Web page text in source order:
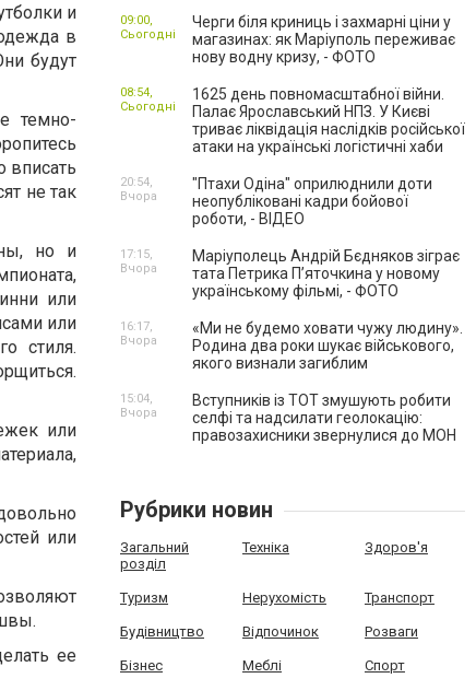
и
в
будут
темно-
вписать
не так
но и
или
или
стиля.
или
или
ее
Черги біля криниць і захмарні ціни у
магазинах: як Маріуполь переживає
нову водну кризу, - ФОТО
09:00,
Сьогодні
1625 день повномасштабної війни.
Палає Ярославський НПЗ. У Києві
триває ліквідація наслідків російської
атаки на українські логістичні хаби
08:54,
Сьогодні
"Птахи Одіна" оприлюднили доти
неопубліковані кадри бойової
роботи, - ВІДЕО
20:54,
Вчора
Маріуполець Андрій Бєдняков зіграє
тата Петрика П’яточкина у новому
українському фільмі, - ФОТО
17:15,
Вчора
«Ми не будемо ховати чужу людину».
Родина два роки шукає військового,
якого визнали загиблим
16:17,
Вчора
Вступників із ТОТ змушують робити
селфі та надсилати геолокацію:
правозахисники звернулися до МОН
15:04,
Вчора
Рубрики новин
Загальний
розділ
Техніка Здоров'я
Туризм Нерухомість Транспорт
Будівництво Відпочинок Розваги
Бізнес Меблі Спорт